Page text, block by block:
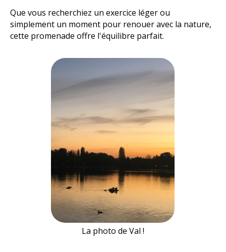
Que vous recherchiez un exercice léger ou
simplement un moment pour renouer avec la nature,
cette promenade offre l'équilibre parfait.
La photo de Val !